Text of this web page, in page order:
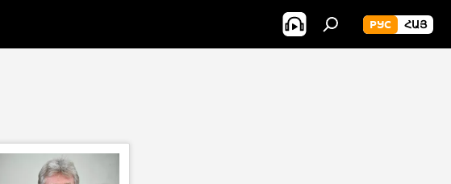
РУС ՀԱՅ